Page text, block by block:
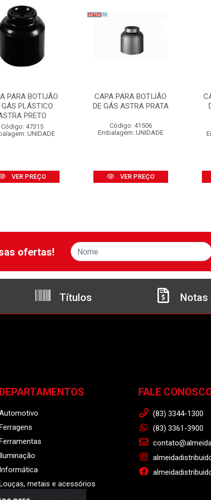
PARA BOTIJÃO
GÁS PLÁSTICO
PRETO
Código: 47315
UNIDADE
VER PREÇO
CAPA PARA BOTIJÃO
DE GÁS ASTRA PRATA
Código: 41506
Embalagem: UNIDADE
VER PREÇO
ofertas!
Títulos Notas
DEPARTAMENTOS
Iluminação
Informática
metais e acessórios
FALE
(83) 3344-1300
(83) 3361-3900